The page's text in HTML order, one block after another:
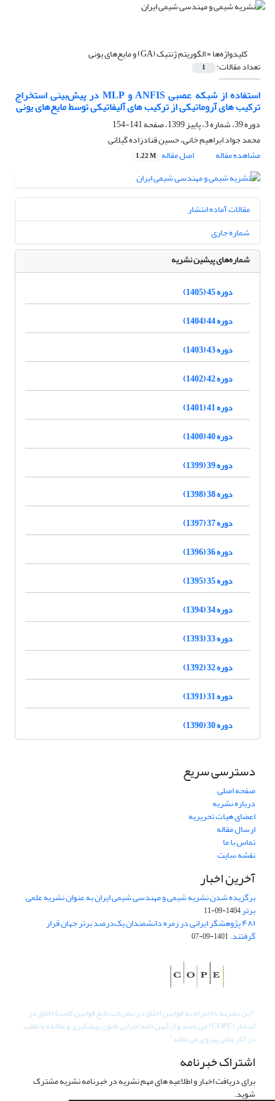
کلیدواژه‌ها =الگوریتم ژنتیک (GA) و مایع‌های یونی
تعداد مقالات: 1
استفاده از شبکه عصبی ANFIS و MLP در پیش‌بینی استخراج
ترکیب های آروماتیکی از ترکیب های آلیفاتیکی توسط مایع‌های یونی
دوره 39، شماره 3، پاییز 1399، صفحه
141-154
محمد جواد ابراهیم خانی، حسین قنادزاده گیلانی
مشاهده مقاله
اصل مقاله 1.22 M
مقالات آماده انتشار
شماره جاری
شماره‌های پیشین نشریه
دوره 45 (1405)
دوره 44 (1404)
دوره 43 (1403)
دوره 42 (1402)
دوره 41 (1401)
دوره 40 (1400)
دوره 39 (1399)
دوره 38 (1398)
دوره 37 (1397)
دوره 36 (1396)
دوره 35 (1395)
دوره 34 (1394)
دوره 33 (1393)
دوره 32 (1392)
دوره 31 (1391)
دوره 30 (1390)
دسترسی سریع
صفحه اصلی
درباره نشریه
اعضای هیات تحریریه
ارسال مقاله
تماس با ما
نقشه سایت
آخرین اخبار
برگزیده شدن نشریه شیمی و مهندسی شیمی ایران به عنوان نشریه علمی
برتر1404-09-11
۴۸۱ پژوهشگر ایرانی در زمره دانشمندان یک‌درصد برتر جهان قرار
گرفتند.1401-09-07
"این نشریه با احترام به قوانین اخلاق در نشریات، تابع قوانین کمیتۀ اخلاق در
انتشار (COPE) می باشد و از آیین نامه اجرایی قانون پیشگیری و مقابله با تقلب
در آثار علمی پیروی می نماید".
اشتراک خبرنامه
برای دریافت اخبار و اطلاعیه های مهم نشریه در خبرنامه نشریه مشترک
شوید.